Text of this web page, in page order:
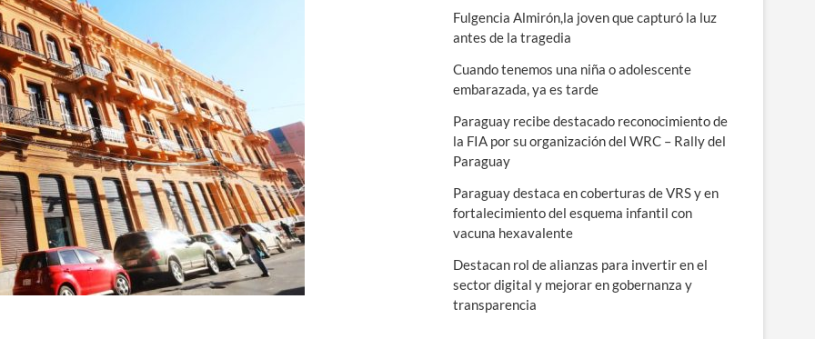
ú
Fulgencia Almirón,la joven que capturó la luz
antes de la tragedia
Cuando tenemos una niña o adolescente
embarazada, ya es tarde
Paraguay recibe destacado reconocimiento de
la FIA por su organización del WRC – Rally del
Paraguay
Paraguay destaca en coberturas de VRS y en
fortalecimiento del esquema infantil con
vacuna hexavalente
Destacan rol de alianzas para invertir en el
sector digital y mejorar en gobernanza y
transparencia